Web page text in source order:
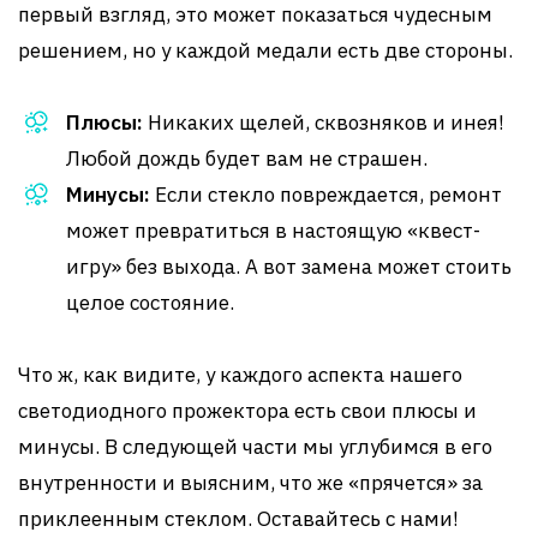
первый взгляд, это может показаться чудесным
решением, но у каждой медали есть две стороны.
Плюсы: Никаких щелей, сквозняков и инея!
Любой дождь будет вам не страшен.
Минусы: Если стекло повреждается, ремонт
может превратиться в настоящую «квест-
игру» без выхода. А вот замена может стоить
целое состояние.
Что ж, как видите, у каждого аспекта нашего
светодиодного прожектора есть свои плюсы и
минусы. В следующей части мы углубимся в его
внутренности и выясним, что же «прячется» за
приклеенным стеклом. Оставайтесь с нами!